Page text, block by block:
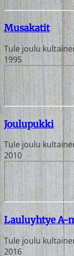
Musakatit
Tule joulu
1995
Joulupukki
Tule joulu
2010
Lauluyhtye A-
Tule joulu
2016